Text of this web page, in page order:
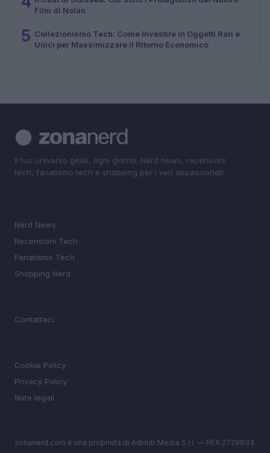
Film di Nolan
5 Collezionismo Tech: Come Investire in Oggetti Rari e
Unici per Massimizzare il Ritorno Economico
Il tuo universo geek, ogni giorno. Nerd news, recensioni
tech, fanatismo tech e shopping per i veri appassionati.
Nerd News
Recensioni Tech
Fanatismo Tech
Shopping Nerd
Contattaci
Cookie Policy
Privacy Policy
Note legali
zonanerd.com è una proprietà di AdHub Media S.r.l. — REA 2729933